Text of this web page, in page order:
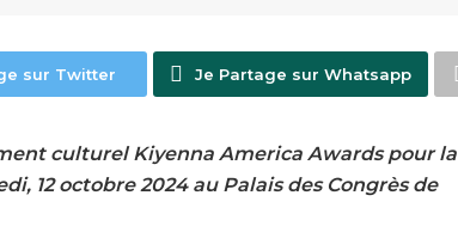
sur Twitter Je Partage sur Whatsapp
culturel Kiyenna America Awards pour la
12 octobre 2024 au Palais des Congrès de